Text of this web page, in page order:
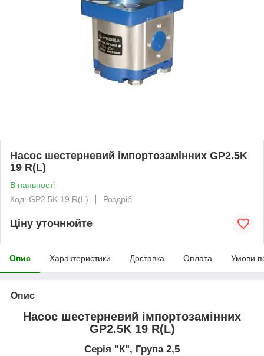
Насос шестерневий імпортозамінних GP2.5K
19 R(L)
В наявності
Код: GP2.5K 19 R(L)
Роздріб
Ціну уточнюйте
Опис Характеристики Доставка Оплата Умови
Опис
Насос шестерневий імпортозамінних
GP2.5K 19 R(L)
Серія "К", Група 2,5